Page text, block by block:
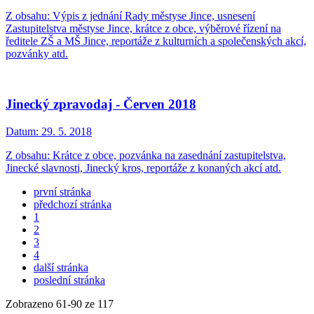
Z obsahu: Výpis z jednání Rady městyse Jince, usnesení
Zastupitelstva městyse Jince, krátce z obce, výběrové řízení na
ředitele ZŠ a MŠ Jince, reportáže z kulturních a společenských akcí,
pozvánky atd.
Jinecký zpravodaj - Červen 2018
Datum: 29. 5. 2018
Z obsahu: Krátce z obce, pozvánka na zasednání zastupitelstva,
Jinecké slavnosti, Jinecký kros, reportáže z konaných akcí atd.
první stránka
předchozí stránka
1
2
3
4
další stránka
poslední stránka
Zobrazeno 61-90 ze 117